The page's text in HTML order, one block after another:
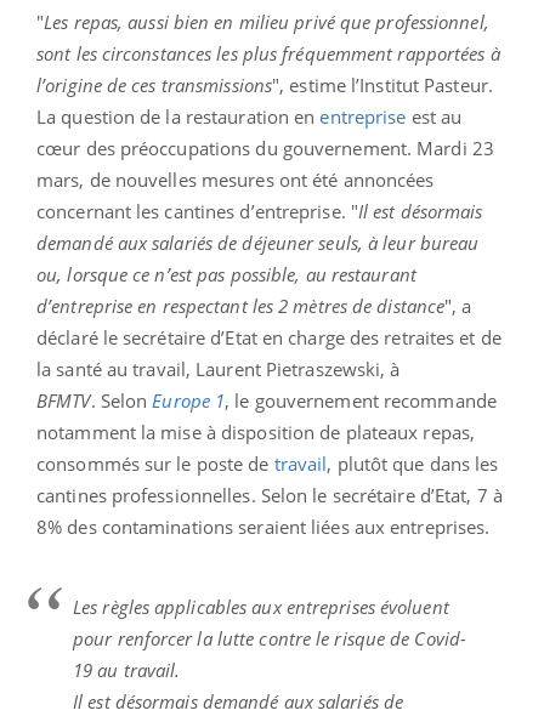
"Les repas, aussi bien en milieu privé que professionnel,
sont les circonstances les plus fréquemment rapportées à
l’origine de ces transmissions", estime l’Institut Pasteur.
La question de la restauration enentreprise est au
cœur des préoccupations du gouvernement. Mardi 23
mars, de nouvelles mesures ont été annoncées
concernant les cantines d’entreprise. "Il est désormais
demandé aux salariés de déjeuner seuls, à leur bureau
ou, lorsque ce n’est pas possible, au restaurant
d’entreprise en respectant les 2 mètres de distance", a
déclaré le secrétaire d’Etat en charge des retraites et de
la santé au travail, Laurent Pietraszewski, à
BFMTV. SelonEurope 1, le gouvernement recommande
notamment la mise à disposition de plateaux repas,
consommés sur le poste de travail, plutôt que dans les
cantines professionnelles. Selon le secrétaire d’Etat, 7 à
8% des contaminations seraient liées aux entreprises.
Les règles applicables aux entreprises évoluent
pour renforcer la lutte contre le risque de Covid-
19 au travail.
Il est désormais demandé aux salariés de